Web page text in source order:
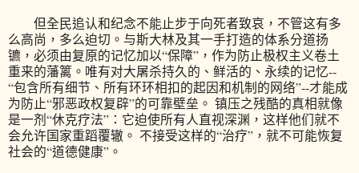
但全民追认和纪念不能止步于向死者致哀，不管这有多
么高尚，多么迫切。与斯大林及其一手打造的体系分道扬
镳，必须由复原的记忆加以“保障”，作为防止极权主义卷土
重来的藩篱。唯有对大屠杀持久的、鲜活的、永续的记忆--
“包含所有细节、所有环环相扣的起因和机制的网络”--才能成
为防止“邪恶政权复辟”的可靠壁垒。 镇压之残酷的真相就像
是一剂“休克疗法”：它迫使所有人直视深渊，这样他们就不
会允许国家重蹈覆辙。 不接受这样的“治疗”，就不可能恢复
社会的“道德健康”。